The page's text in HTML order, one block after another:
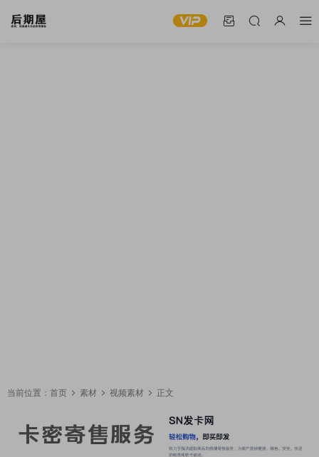
当前位置： 首页 素材 视频素材 正文